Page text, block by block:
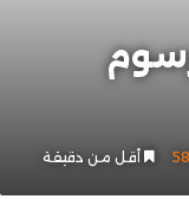
أقل من دقيقة